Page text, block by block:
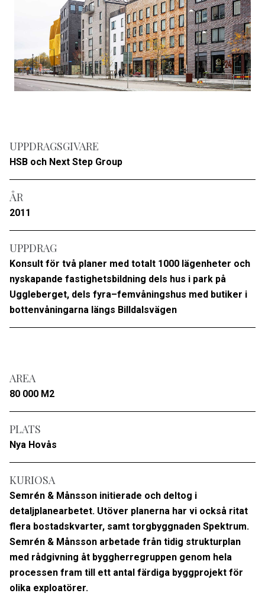
UPPDRAGSGIVARE
HSB och Next Step Group
ÅR
2011
UPPDRAG
Konsult för två planer med totalt 1000 lägenheter och
nyskapande fastighetsbildning dels hus i park på
Uggleberget, dels fyra–femvåningshus med butiker i
bottenvåningarna längs Billdalsvägen
AREA
80 000 M2
PLATS
Nya Hovås
KURIOSA
Semrén & Månsson initierade och deltog i
detaljplanearbetet. Utöver planerna har vi också ritat
flera bostadskvarter, samt torgbyggnaden Spektrum.
Semrén & Månsson arbetade från tidig strukturplan
med rådgivning åt byggherregruppen genom hela
processen fram till ett antal färdiga byggprojekt för
olika exploatörer.